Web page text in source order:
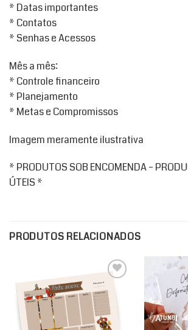
* Datas importantes
* Contatos
* Senhas e Acessos
Mês a mês:
* Controle financeiro
* Planejamento
* Metas e Compromissos
Imagem meramente ilustrativa
* PRODUTOS SOB ENCOMENDA –
ÚTEIS *
PRODUTOS RELACIONADOS
Add to
wishlist